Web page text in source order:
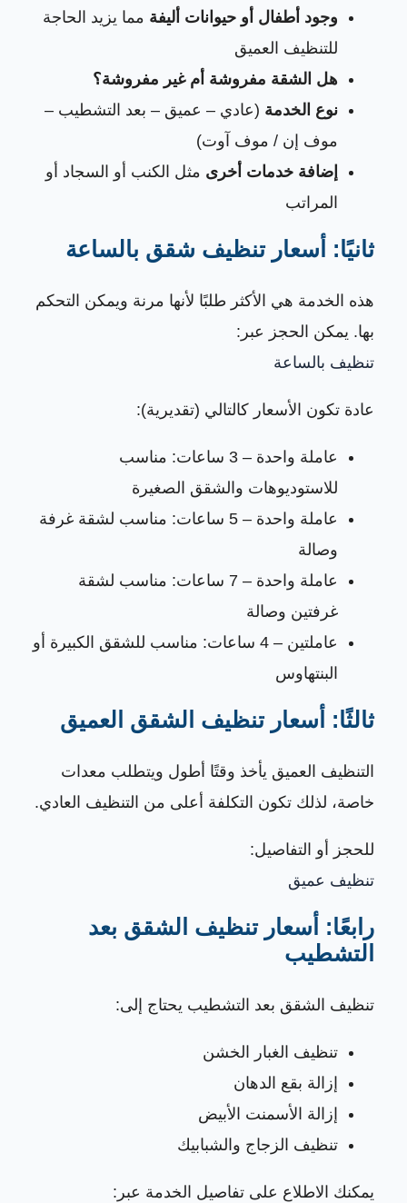
وجود أطفال أو حيوانات أليفة مما يزيد الحاجة
للتنظيف العميق
هل الشقة مفروشة أم غير مفروشة؟
نوع الخدمة (عادي – عميق – بعد التشطيب –
موف إن / موف آوت)
إضافة خدمات أخرى مثل الكنب أو السجاد أو
المراتب
ثانيًا: أسعار تنظيف شقق بالساعة
هذه الخدمة هي الأكثر طلبًا لأنها مرنة ويمكن التحكم
بها. يمكن الحجز عبر:
تنظيف بالساعة
عادة تكون الأسعار كالتالي (تقديرية):
عاملة واحدة – 3 ساعات: مناسب
للاستوديوهات والشقق الصغيرة
عاملة واحدة – 5 ساعات: مناسب لشقة غرفة
وصالة
عاملة واحدة – 7 ساعات: مناسب لشقة
غرفتين وصالة
عاملتين – 4 ساعات: مناسب للشقق الكبيرة أو
البنتهاوس
ثالثًا: أسعار تنظيف الشقق العميق
التنظيف العميق يأخذ وقتًا أطول ويتطلب معدات
خاصة، لذلك تكون التكلفة أعلى من التنظيف العادي.
للحجز أو التفاصيل:
تنظيف عميق
رابعًا: أسعار تنظيف الشقق بعد
التشطيب
تنظيف الشقق بعد التشطيب يحتاج إلى:
تنظيف الغبار الخشن
إزالة بقع الدهان
إزالة الأسمنت الأبيض
تنظيف الزجاج والشبابيك
يمكنك الاطلاع على تفاصيل الخدمة عبر: